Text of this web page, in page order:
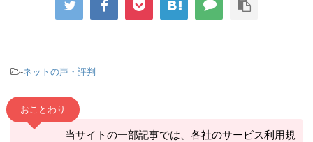
-ネットの声・評判
おことわり
当サイトの一部記事では、各社のサービス利用規